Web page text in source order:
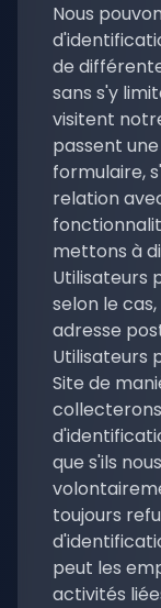
Nous
de
sans s'y
visitent
passent
formulaire,
relation
mettons à
Utilisateurs
selon le
adresse
Utilisateurs
Site de
que s'ils
toujours
peut les
activités